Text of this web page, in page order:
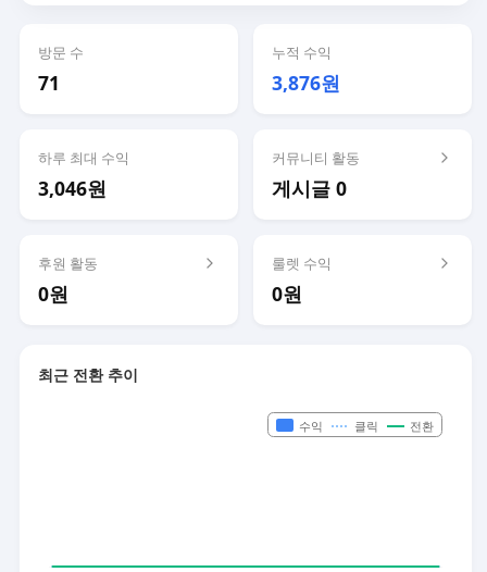
방문 수
71
누적 수익
3,876원
하루 최대 수익
3,046원
커뮤니티 활동
게시글 0
후원 활동
0원
룰렛 수익
0원
최근 전환 추이